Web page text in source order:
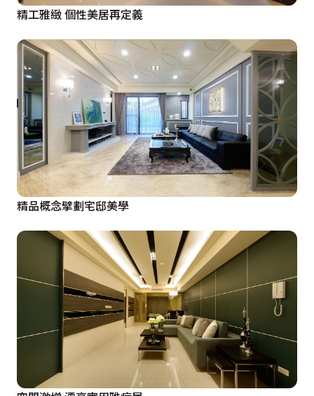
精工雅緻 個性美居再定義
精品概念擘劃宅邸美學